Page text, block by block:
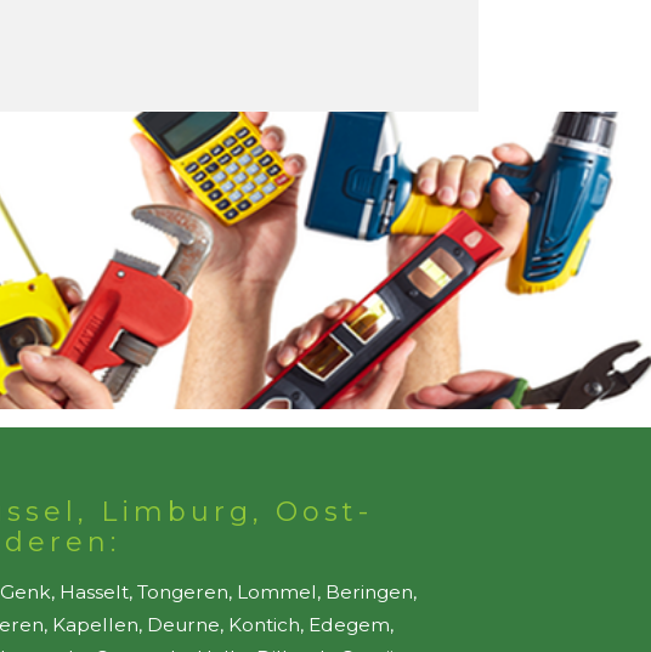
Limburg, Oost-
Hasselt, Tongeren, Lommel, Beringen,
Kapellen, Deurne, Kontich, Edegem,